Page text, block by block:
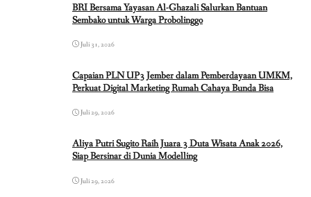
BRI Bersama Yayasan Al-Ghazali Salurkan Bantuan
Sembako untuk Warga Probolinggo
Juli 31, 2026
Capaian PLN UP3 Jember dalam Pemberdayaan UMKM,
Perkuat Digital Marketing Rumah Cahaya Bunda Bisa
Juli 29, 2026
Aliya Putri Sugito Raih Juara 3 Duta Wisata Anak 2026,
Siap Bersinar di Dunia Modelling
Juli 29, 2026